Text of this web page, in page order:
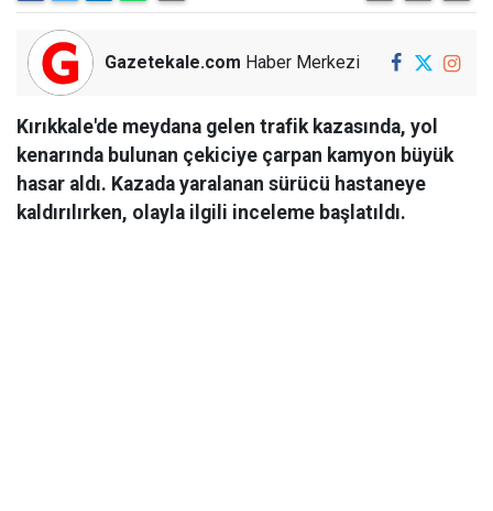
Gazetekale.com Haber Merkezi
Kırıkkale'de meydana gelen trafik kazasında, yol
kenarında bulunan çekiciye çarpan kamyon büyük
hasar aldı. Kazada yaralanan sürücü hastaneye
kaldırılırken, olayla ilgili inceleme başlatıldı.